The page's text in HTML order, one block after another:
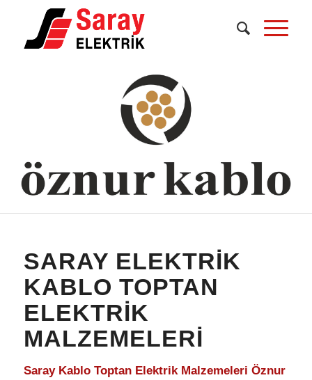
SARAY ELEKTRIK
KABLO TOPTAN
ELEKTRIK
MALZEMELERI
Saray Kablo Toptan Elektrik Malzemeleri Öznur